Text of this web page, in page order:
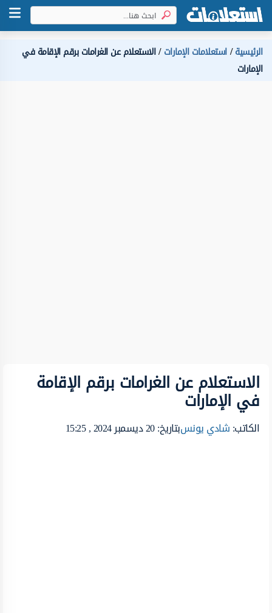
الرئيسية استعلامات الإمارات الاستعلام عن الغرامات برقم الإقامة في
الإمارات
الاستعلام عن الغرامات برقم الإقامة
في الإمارات
الكاتب:شادي يونسبتاريخ: 20 ديسمبر 2024 , 15:25